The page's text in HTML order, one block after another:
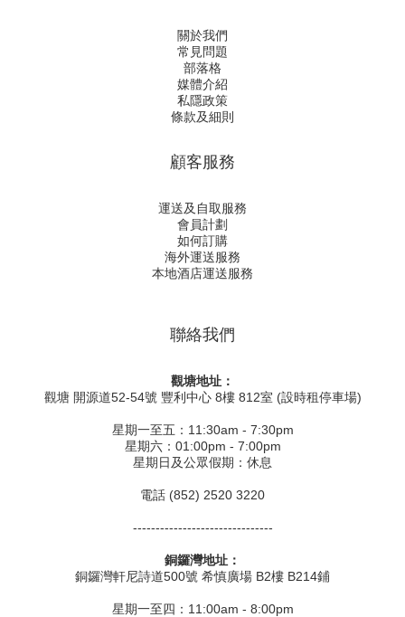
關於我們
常見問題
部落格
媒體介紹
私隱政策
條款及細則
顧客服務
運送及自取服務
會員計劃
如何訂購
海外運送服務
本地酒店運送服務
聯絡我們
觀塘地址：
觀塘 開源道52-54號 豐利中心 8樓 812室 (設時租停車場)
星期一至五：11:30am - 7:30pm
星期六：01:00pm - 7:00pm
星期日及公眾假期：休息
電話 (852) 2520 3220
-------------------------------
銅鑼灣地址：
銅鑼灣軒尼詩道500號 希慎廣場 B2樓 B214鋪
星期一至四：11:00am - 8:00pm